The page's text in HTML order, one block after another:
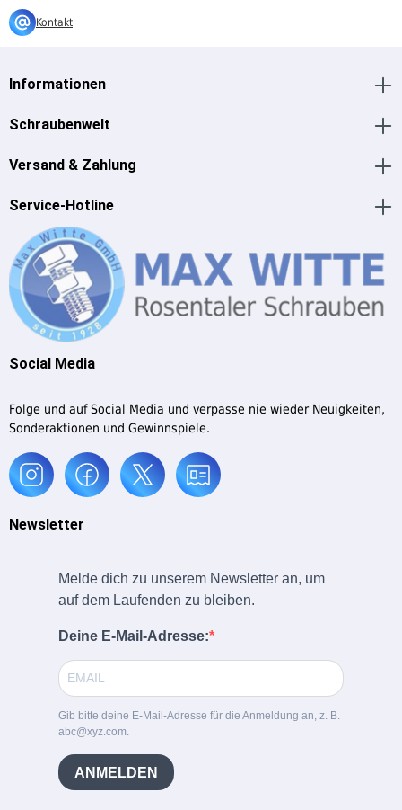
Kontakt
Informationen
Schraubenwelt
Versand & Zahlung
Service-Hotline
Social Media
Folge und auf Social Media und verpasse nie wieder Neuigkeiten,
Sonderaktionen und Gewinnspiele.
Newsletter
Melde dich zu unserem Newsletter an, um
auf dem Laufenden zu bleiben.
Deine E-Mail-Adresse:
Gib bitte deine E-Mail-Adresse für die Anmeldung an, z. B.
abc@xyz.com.
ANMELDEN